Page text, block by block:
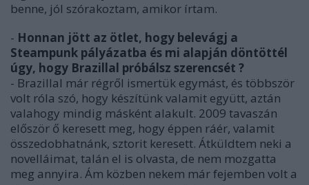
benne, jól szórakoztam, amikor írtam.
- Honnan jött az ötlet, hogy belevágj a
Steampunk pályázatba és mi alapján döntöttél
úgy, hogy Brazillal próbálsz szerencsét ?
- Brazillal már régről ismertük egymást, és többször
volt róla szó, hogy készítünk valamit együtt, aztán
valahogy mindig másként alakult. 2009 tavaszán
először ő keresett meg, hogy éppen ráér, valamit
összedobhatnánk, sztorit keresett. Átküldtem neki a
novelláimat, talán el is olvasta, de nem mozgatta
meg annyira. Ám közben nekem már fejemben volt a